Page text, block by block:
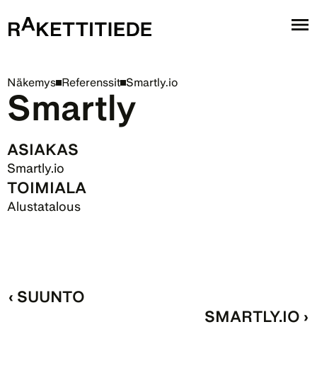
Näkemys Referenssit Smartly.io
Smartly
ASIAKAS
Smartly.io
TOIMIALA
Alustatalous
‹ SUUNTO
SMARTLY.IO ›